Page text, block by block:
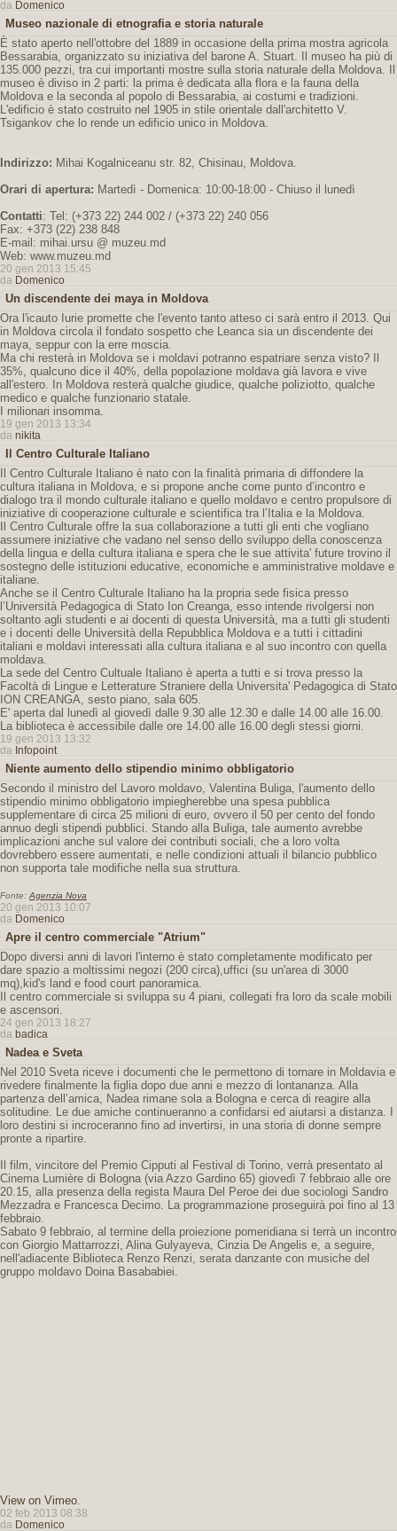
da Domenico
Museo nazionale di etnografia e storia naturale
È stato aperto nell'ottobre del 1889 in occasione della prima mostra agricola
Bessarabia, organizzato su iniziativa del barone A. Stuart. Il museo ha più di
135.000 pezzi, tra cui importanti mostre sulla storia naturale della Moldova. Il
museo è diviso in 2 parti: la prima è dedicata alla flora e la fauna della
Moldova e la seconda al popolo di Bessarabia, ai costumi e tradizioni.
L'edificio è stato costruito nel 1905 in stile orientale dall'architetto V.
Tsigankov che lo rende un edificio unico in Moldova.
Indirizzo: Mihai Kogalniceanu str. 82, Chisinau, Moldova.
Orari di apertura: Martedì - Domenica: 10:00-18:00 - Chiuso il lunedì
Contatti: Tel: (+373 22) 244 002 / (+373 22) 240 056
Fax: +373 (22) 238 848
E-mail: mihai.ursu @ muzeu.md
Web: www.muzeu.md
20 gen 2013 15:45
da Domenico
Un discendente dei maya in Moldova
Ora l'icauto Iurie promette che l'evento tanto atteso ci sarà entro il 2013. Qui
in Moldova circola il fondato sospetto che Leanca sia un discendente dei
maya, seppur con la erre moscia.
Ma chi resterà in Moldova se i moldavi potranno espatriare senza visto? Il
35%, qualcuno dice il 40%, della popolazione moldava già lavora e vive
all'estero. In Moldova resterà qualche giudice, qualche poliziotto, qualche
medico e qualche funzionario statale.
I milionari insomma.
19 gen 2013 13:34
da nikita
Il Centro Culturale Italiano
Il Centro Culturale Italiano è nato con la finalità primaria di diffondere la
cultura italiana in Moldova, e si propone anche come punto d’incontro e
dialogo tra il mondo culturale italiano e quello moldavo e centro propulsore di
iniziative di cooperazione culturale e scientifica tra l’Italia e la Moldova.
Il Centro Culturale offre la sua collaborazione a tutti gli enti che vogliano
assumere iniziative che vadano nel senso dello sviluppo della conoscenza
della lingua e della cultura italiana e spera che le sue attivita' future trovino il
sostegno delle istituzioni educative, economiche e amministrative moldave e
italiane.
Anche se il Centro Culturale Italiano ha la propria sede fisica presso
l’Università Pedagogica di Stato Ion Creanga, esso intende rivolgersi non
soltanto agli studenti e ai docenti di questa Università, ma a tutti gli studenti
e i docenti delle Università della Repubblica Moldova e a tutti i cittadini
italiani e moldavi interessati alla cultura italiana e al suo incontro con quella
moldava.
La sede del Centro Cultuale Italiano è aperta a tutti e si trova presso la
Facoltà di Lingue e Letterature Straniere della Universita' Pedagogica di Stato
ION CREANGA, sesto piano, sala 605.
E' aperta dal lunedì al giovedì dalle 9.30 alle 12.30 e dalle 14.00 alle 16.00.
La biblioteca è accessibile dalle ore 14.00 alle 16.00 degli stessi giorni.
19 gen 2013 13:32
da Infopoint
Niente aumento dello stipendio minimo obbligatorio
Secondo il ministro del Lavoro moldavo, Valentina Buliga, l'aumento dello
stipendio minimo obbligatorio impiegherebbe una spesa pubblica
supplementare di circa 25 milioni di euro, ovvero il 50 per cento del fondo
annuo degli stipendi pubblici. Stando alla Buliga, tale aumento avrebbe
implicazioni anche sul valore dei contributi sociali, che a loro volta
dovrebbero essere aumentati, e nelle condizioni attuali il bilancio pubblico
non supporta tale modifiche nella sua struttura.
Fonte: Agenzia Nova
20 gen 2013 10:07
da Domenico
Apre il centro commerciale "Atrium"
Dopo diversi anni di lavori l'interno è stato completamente modificato per
dare spazio a moltissimi negozi (200 circa),uffici (su un'area di 3000
mq),kid's land e food court panoramica.
Il centro commerciale si sviluppa su 4 piani, collegati fra loro da scale mobili
e ascensori.
24 gen 2013 18:27
da badica
Nadea e Sveta
Nel 2010 Sveta riceve i documenti che le permettono di tornare in Moldavia e
rivedere finalmente la figlia dopo due anni e mezzo di lontananza. Alla
partenza dell’amica, Nadea rimane sola a Bologna e cerca di reagire alla
solitudine. Le due amiche continueranno a confidarsi ed aiutarsi a distanza. I
loro destini si incroceranno fino ad invertirsi, in una storia di donne sempre
pronte a ripartire.
Il film, vincitore del Premio Cipputi al Festival di Torino, verrà presentato al
Cinema Lumière di Bologna (via Azzo Gardino 65) giovedì 7 febbraio alle ore
20.15, alla presenza della regista Maura Del Peroe dei due sociologi Sandro
Mezzadra e Francesca Decimo. La programmazione proseguirà poi fino al 13
febbraio.
Sabato 9 febbraio, al termine della proiezione pomeridiana si terrà un incontro
con Giorgio Mattarrozzi, Alina Gulyayeva, Cinzia De Angelis e, a seguire,
nell'adiacente Biblioteca Renzo Renzi, serata danzante con musiche del
gruppo moldavo Doina Basababiei.
View on Vimeo.
02 feb 2013 08:38
da Domenico